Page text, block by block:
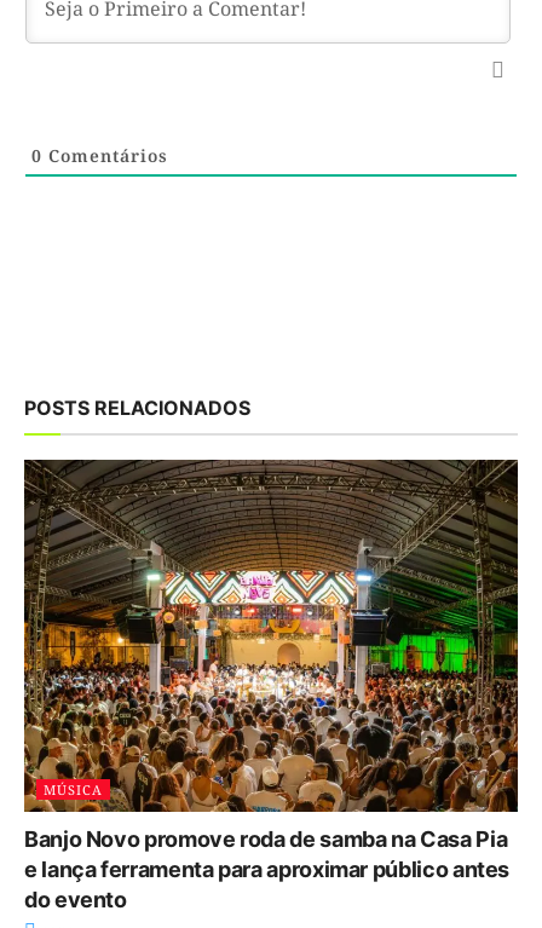
0 Comentários
POSTS RELACIONADOS
MÚSICA
Banjo Novo promove roda de samba na Casa Pia
e lança ferramenta para aproximar público antes
do evento